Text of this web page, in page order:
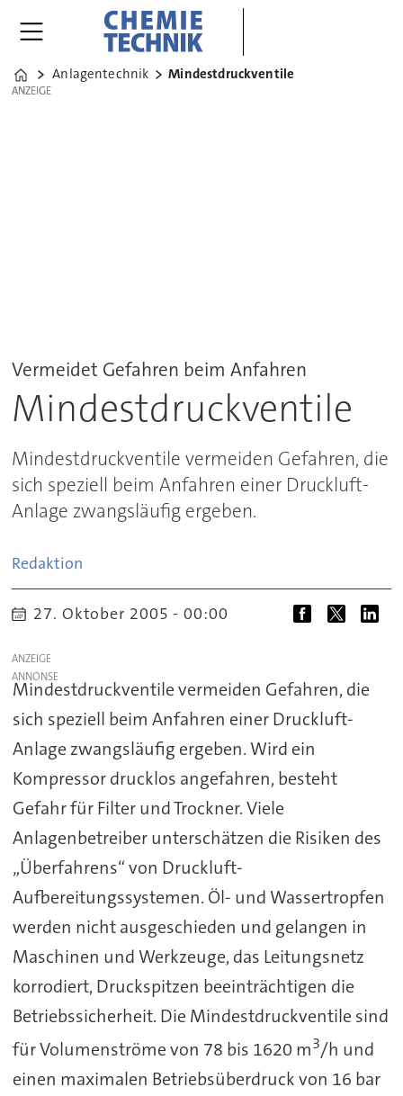
Home
Anlagentechnik Mindestdruckventile
ANZEIGE
ANZEIGE
Vermeidet Gefahren beim Anfahren
Mindestdruckventile
Mindestdruckventile vermeiden Gefahren, die
sich speziell beim Anfahren einer Druckluft-
Anlage zwangsläufig ergeben.
Redaktion
27. Oktober 2005 - 00:00
ANZEIGE
Mindestdruckventile vermeiden Gefahren, die
sich speziell beim Anfahren einer Druckluft-
Anlage zwangsläufig ergeben. Wird ein
Kompressor drucklos angefahren, besteht
Gefahr für Filter und Trockner. Viele
Anlagenbetreiber unterschätzen die Risiken des
„Überfahrens“ von Druckluft-
Aufbereitungssystemen. Öl- und Wassertropfen
werden nicht ausgeschieden und gelangen in
Maschinen und Werkzeuge, das Leitungsnetz
korrodiert, Druckspitzen beeinträchtigen die
Betriebssicherheit. Die Mindestdruckventile sind
für Volumenströme von 78 bis 1620 m3/h und
einen maximalen Betriebsüberdruck von 16 bar